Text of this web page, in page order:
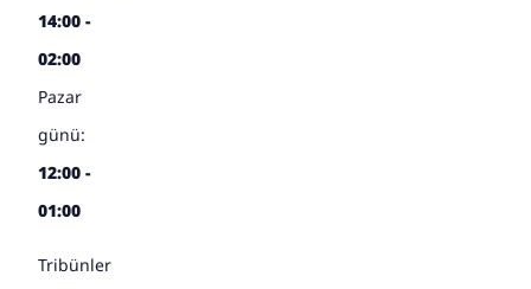
14:00 -
02:00
Pazar
günü:
12:00 -
01:00
Tribünler